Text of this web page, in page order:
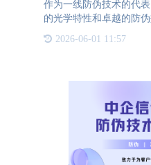
作为一线防伪技术的代
的光学特性和卓越的防
关注的焦点。 在防伪领
是抓人眼球。首先，菲
2026-06-01 11:57